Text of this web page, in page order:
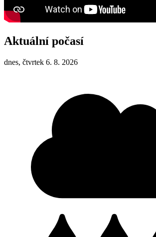
Aktuální počasí
dnes, čtvrtek 6. 8. 2026